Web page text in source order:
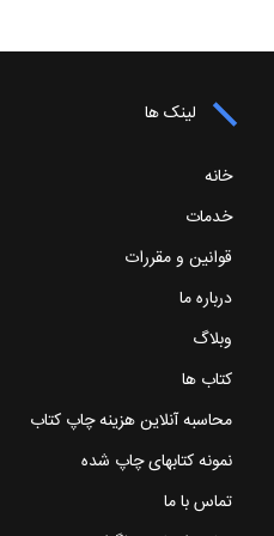
لینک ها
خانه
خدمات
قوانین و مقررات
درباره ما
وبلاگ
کتاب ها
محاسبه آنلاین هزینه چاپ کتاب
نمونه کتابهای چاپ شده
تماس با ما